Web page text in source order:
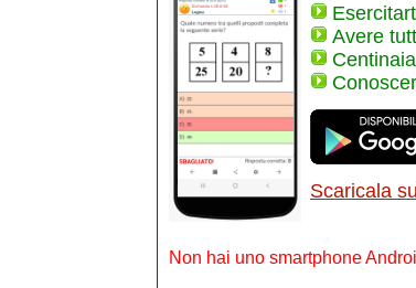
Avere
Scaricala
Non hai uno smartphone